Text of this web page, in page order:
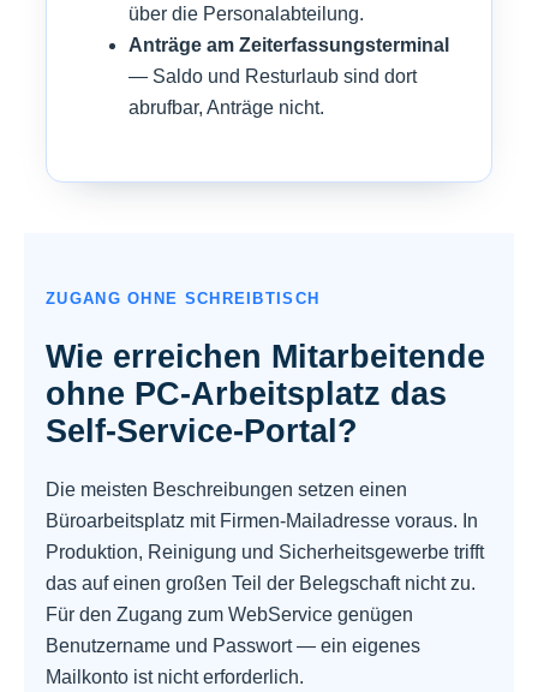
über die Personalabteilung.
Anträge am Zeiterfassungsterminal
— Saldo und Resturlaub sind dort
abrufbar, Anträge nicht.
ZUGANG OHNE SCHREIBTISCH
Wie erreichen Mitarbeitende
ohne PC-Arbeitsplatz das
Self-Service-Portal?
Die meisten Beschreibungen setzen einen
Büroarbeitsplatz mit Firmen-Mailadresse voraus. In
Produktion, Reinigung und Sicherheitsgewerbe trifft
das auf einen großen Teil der Belegschaft nicht zu.
Für den Zugang zum WebService genügen
Benutzername und Passwort — ein eigenes
Mailkonto ist nicht erforderlich.